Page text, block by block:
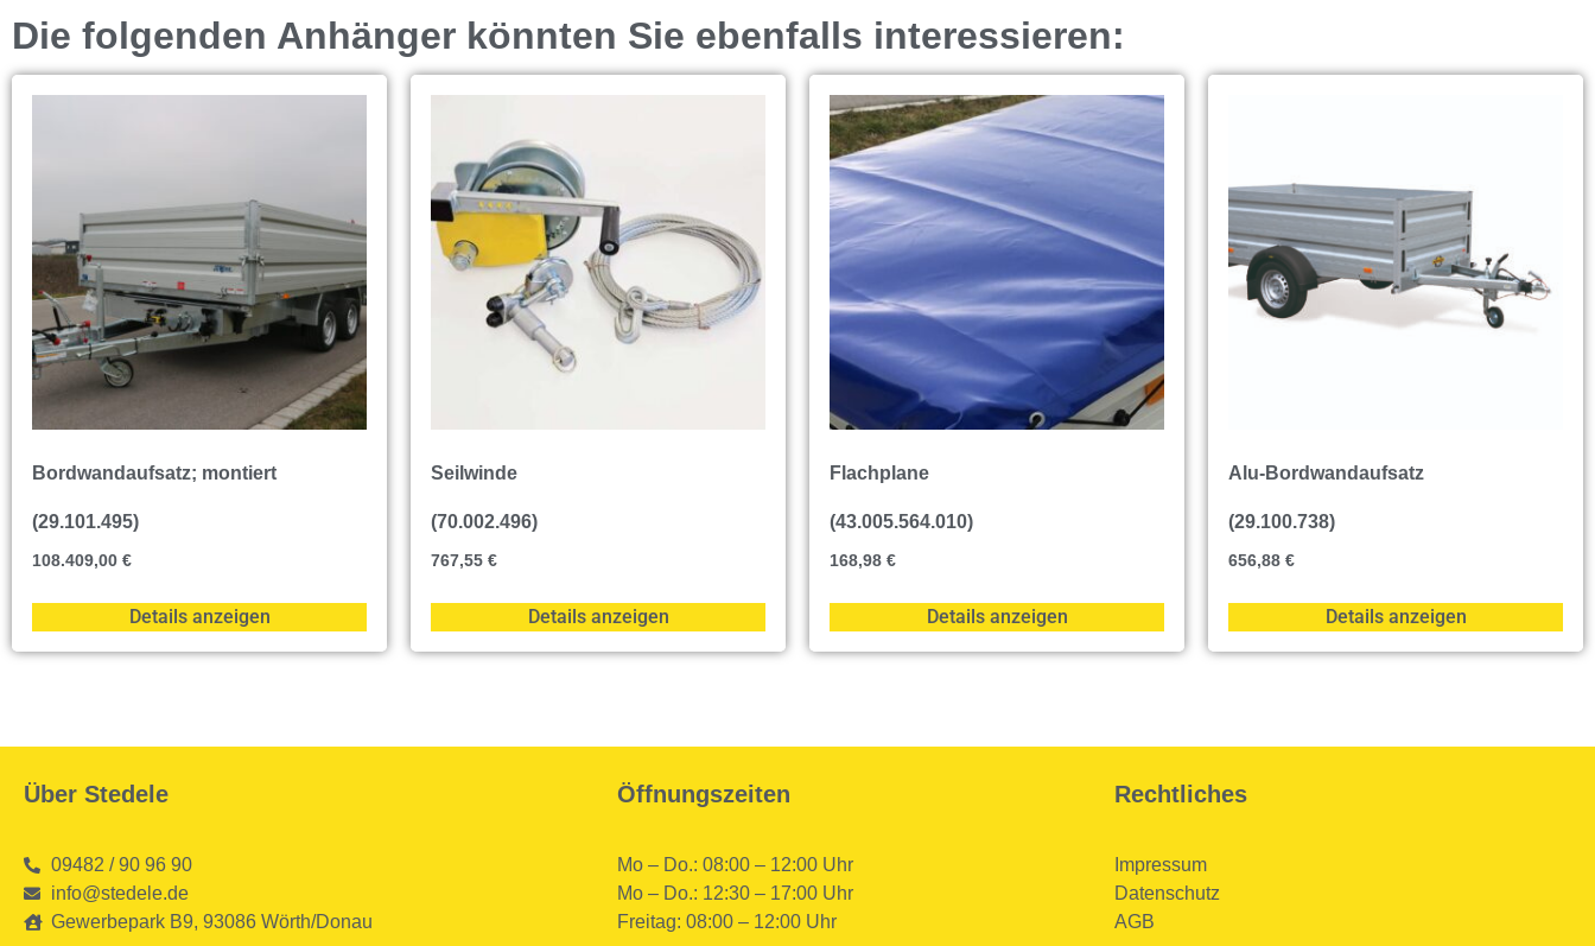
Die folgenden Anhänger könnten Sie ebenfalls interessieren:
Bordwandaufsatz; montiert
(29.101.495)
108.409,00 €
Details anzeigen
Seilwinde
(70.002.496)
767,55 €
Details anzeigen
Flachplane
(43.005.564.010)
168,98 €
Details anzeigen
Alu-Bordwandaufsatz
(29.100.738)
656,88 €
Details anzeigen
Über Stedele
09482 / 90 96 90
info@stedele.de
Gewerbepark B9, 93086 Wörth/Donau
Öffnungszeiten
Mo – Do.: 08:00 – 12:00 Uhr
Mo – Do.: 12:30 – 17:00 Uhr
Freitag: 08:00 – 12:00 Uhr
Rechtliches
Impressum
Datenschutz
AGB